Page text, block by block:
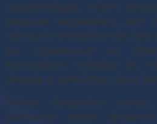
egyszerűséggel, milyen
dolgokat megjeleníteni, amit
hévvel, és mindenféle más fajta
be. Ugyanazokat az
korosztályok másképp és
játsszák el színházban, és az
Amikor fiatalember
szerepeket kellett